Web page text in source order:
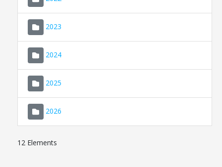
2023
2024
2025
2026
12 Elements